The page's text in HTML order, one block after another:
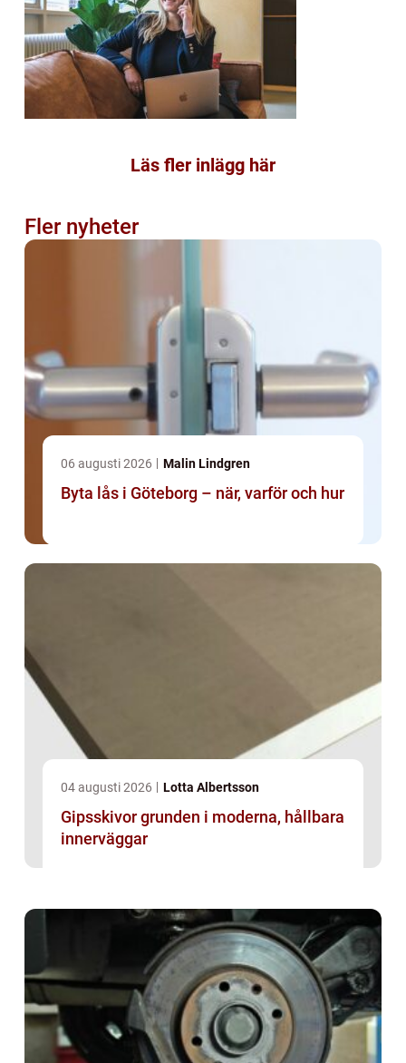
Läs fler inlägg här
Fler nyheter
06 augusti 2026 Malin Lindgren
Byta lås i Göteborg – när, varför och hur
04 augusti 2026 Lotta Albertsson
Gipsskivor grunden i moderna, hållbara
innerväggar